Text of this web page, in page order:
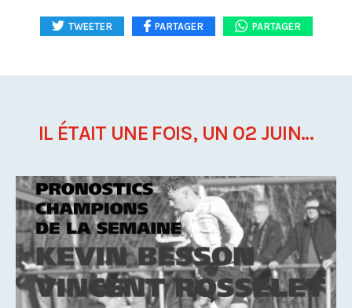
TWEETER PARTAGER PARTAGER
IL ÉTAIT UNE FOIS, UN 02 JUIN...